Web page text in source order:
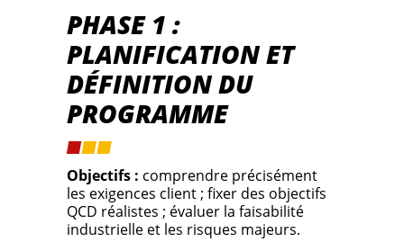
PHASE 1 :
PLANIFICATION ET
DÉFINITION DU
PROGRAMME
Objectifs : comprendre précisément
les exigences client ; fixer des objectifs
QCD réalistes ; évaluer la faisabilité
industrielle et les risques majeurs.